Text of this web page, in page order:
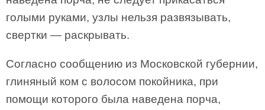
голыми руками, узлы нельзя развязывать,
свертки — раскрывать.
Согласно сообщению из Московской губернии,
глиняный ком с волосом покойника, при
помощи которого была наведена порча,